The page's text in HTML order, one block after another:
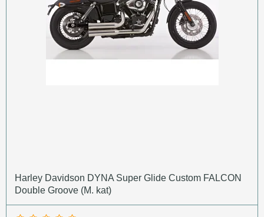
Harley Davidson DYNA Super Glide Custom FALCON
Double Groove (M. kat)